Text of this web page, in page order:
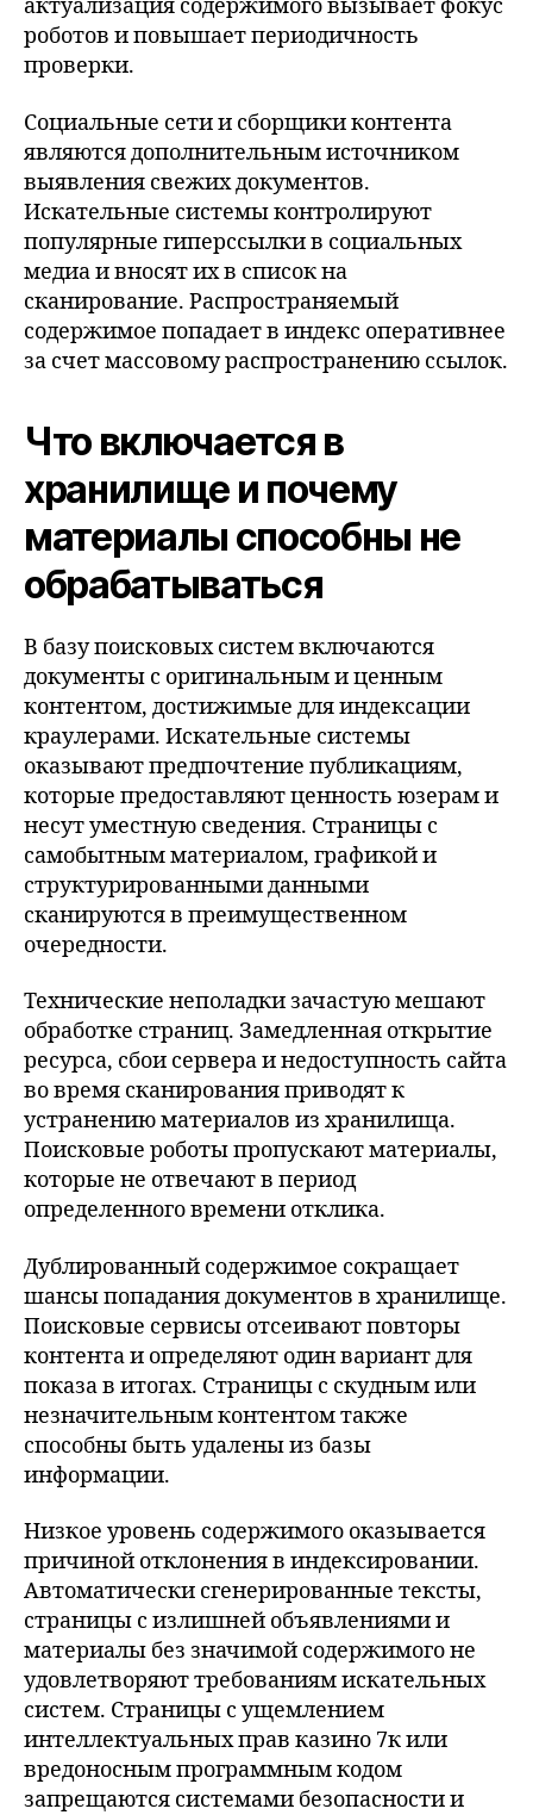
актуализация содержимого вызывает фокус
роботов и повышает периодичность
проверки.
Социальные сети и сборщики контента
являются дополнительным источником
выявления свежих документов.
Искательные системы контролируют
популярные гиперссылки в социальных
медиа и вносят их в список на
сканирование. Распространяемый
содержимое попадает в индекс оперативнее
за счет массовому распространению ссылок.
Что включается в
хранилище и почему
материалы способны не
обрабатываться
В базу поисковых систем включаются
документы с оригинальным и ценным
контентом, достижимые для индексации
краулерами. Искательные системы
оказывают предпочтение публикациям,
которые предоставляют ценность юзерам и
несут уместную сведения. Страницы с
самобытным материалом, графикой и
структурированными данными
сканируются в преимущественном
очередности.
Технические неполадки зачастую мешают
обработке страниц. Замедленная открытие
ресурса, сбои сервера и недоступность сайта
во время сканирования приводят к
устранению материалов из хранилища.
Поисковые роботы пропускают материалы,
которые не отвечают в период
определенного времени отклика.
Дублированный содержимое сокращает
шансы попадания документов в хранилище.
Поисковые сервисы отсеивают повторы
контента и определяют один вариант для
показа в итогах. Страницы с скудным или
незначительным контентом также
способны быть удалены из базы
информации.
Низкое уровень содержимого оказывается
причиной отклонения в индексировании.
Автоматически сгенерированные тексты,
страницы с излишней объявлениями и
материалы без значимой содержимого не
удовлетворяют требованиям искательных
систем. Страницы с ущемлением
интеллектуальных прав казино 7к или
вредоносным программным кодом
запрещаются системами безопасности и